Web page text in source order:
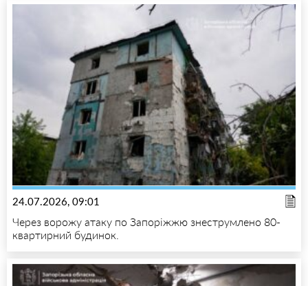
24.07.2026, 09:01
Через ворожу атаку по Запоріжжю знеструмлено 80-
квартирний будинок.